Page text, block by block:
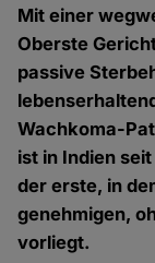
Mit einer
Oberste
passive
Wachkoma-
ist in Indien
der erste, in
genehmigen,
vorliegt.